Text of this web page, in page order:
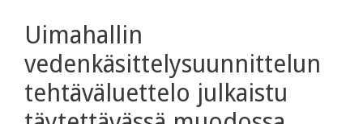
Uimahallin
vedenkäsittelysuunnittelun
tehtäväluettelo julkaistu